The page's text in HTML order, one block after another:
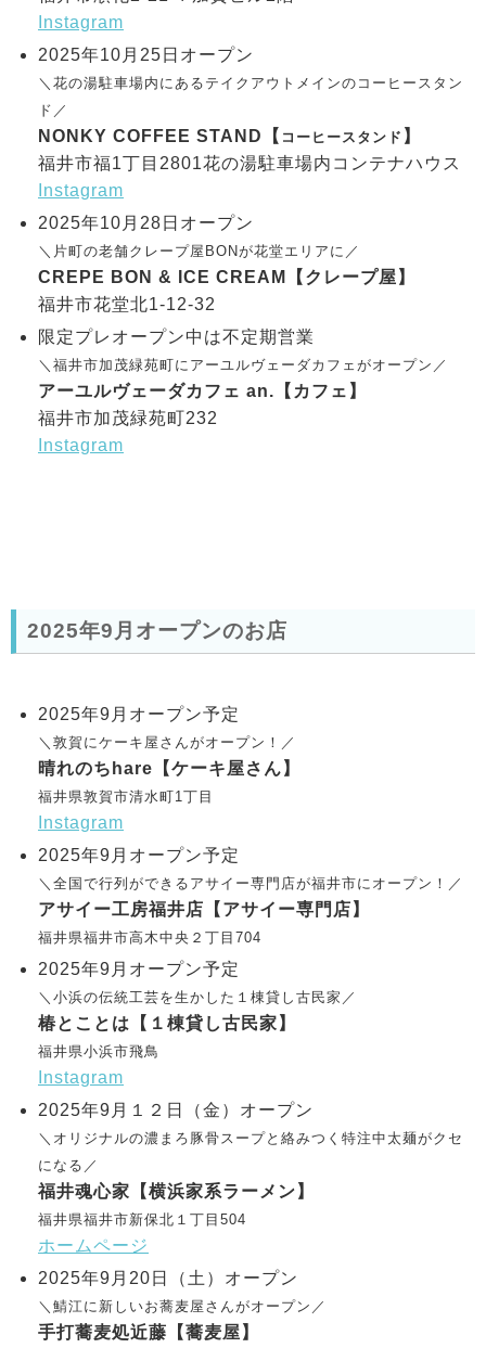
Instagram
2025年10月25日オープン
＼花の湯駐車場内にあるテイクアウトメインのコーヒースタン
ド／
NONKY COFFEE STAND【 コーヒースタンド 】
福井市福1丁目2801花の湯駐車場内コンテナハウス
Instagram
2025年10月28日オープン
＼片町の老舗クレープ屋BONが花堂エリアに／
CREPE BON & ICE CREAM【クレープ屋】
福井市花堂北1-12-32
限定プレオープン中は不定期営業
＼福井市加茂緑苑町にアーユルヴェーダカフェがオープン／
アーユルヴェーダカフェ an.【カフェ】
福井市加茂緑苑町232
Instagram
2025年9月オープンのお店
2025年9月オープン予定
＼敦賀にケーキ屋さんがオープン！／
晴れのちhare【ケーキ屋さん】
福井県敦賀市清水町1丁目
Instagram
2025年9月オープン予定
＼全国で行列ができるアサイー専門店が福井市にオープン！／
アサイー工房福井店【アサイー専門店】
福井県福井市高木中央２丁目704
2025年9月オープン予定
＼小浜の伝統工芸を生かした１棟貸し古民家／
椿とことは【１棟貸し古民家】
福井県小浜市飛鳥
Instagram
2025年9月１２日（金）オープン
＼オリジナルの濃まろ豚骨スープと絡みつく特注中太麺がクセ
になる／
福井魂心家【横浜家系ラーメン】
福井県福井市新保北１丁目504
ホームページ
2025年9月20日（土）オープン
＼鯖江に新しいお蕎麦屋さんがオープン／
手打蕎麦処近藤【蕎麦屋】